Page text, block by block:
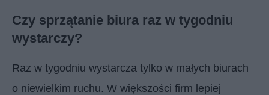
Czy sprzątanie biura raz w tygodniu
wystarczy?
Raz w tygodniu wystarcza tylko w małych biurach
o niewielkim ruchu. W większości firm lepiej